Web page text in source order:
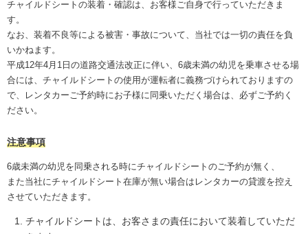
チャイルドシートの装着・確認は、お客様ご自身で行っていただきま
す。
なお、装着不良等による被害・事故について、当社では一切の責任を負
いかねます。
平成12年4月1日の道路交通法改正に伴い、6歳未満の幼児を乗車させる場
合には、チャイルドシートの使用が運転者に義務づけられておりますの
で、レンタカーご予約時にお子様に同乗いただく場合は、必ずご予約く
ださい。
注意事項
6歳未満の幼児を同乗される時にチャイルドシートのご予約が無く、
また当社にチャイルドシート在庫が無い場合はレンタカーの貸渡を控え
させていただきます。
チャイルドシートは、お客さまの責任において装着していただ